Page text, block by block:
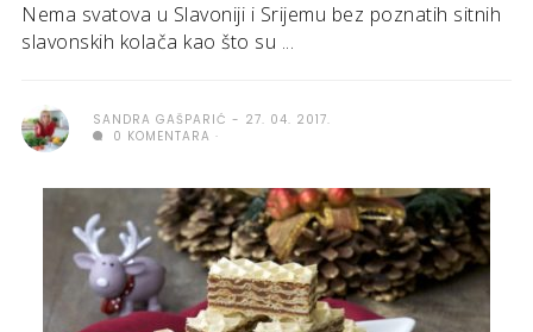
Nema svatova u Slavoniji i Srijemu bez poznatih sitnih
slavonskih kolača kao što su ...
SANDRA GAŠPARIĆ
27. 04. 2017.
0 KOMENTARA